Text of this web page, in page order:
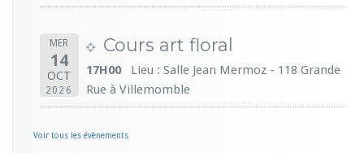
MER
14
OCT
2026
Cours art floral
17H00
Lieu : Salle Jean Mermoz - 118 Grande
Rue à Villemomble
Voir tous les évènements